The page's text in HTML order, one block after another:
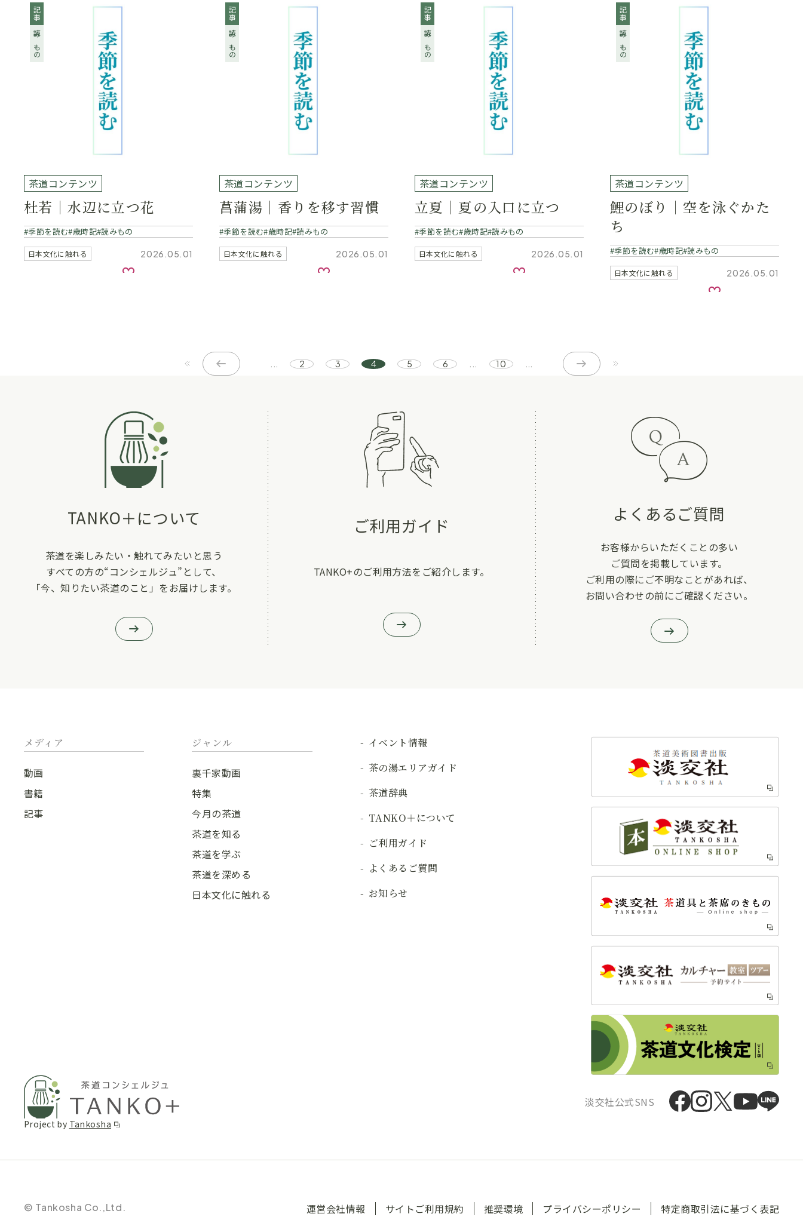
記事
読みもの
茶道コンテンツ
杜若｜水辺に立つ花
季節を読む 歳時記 読みもの
日本文化に触れる 2026.05.01
お気に入り
記事
読みもの
茶道コンテンツ
菖蒲湯｜香りを移す習慣
季節を読む 歳時記 読みもの
日本文化に触れる 2026.05.01
お気に入り
記事
読みもの
茶道コンテンツ
立夏｜夏の入口に立つ
季節を読む 歳時記 読みもの
日本文化に触れる 2026.05.01
お気に入り
記事
読みもの
茶道コンテンツ
鯉のぼり｜空を泳ぐかた
ち
季節を読む 歳時記 読みもの
日本文化に触れる 2026.05.01
お気に入り
2 3 4 5 6 10
TANKO＋について
茶道を楽しみたい・触れてみたいと思う
すべての方の“コンシェルジュ”として、
「今、知りたい茶道のこと」をお届けします。
ご利用ガイド
TANKO+のご利用方法をご紹介します。
よくあるご質問
お客様からいただくことの多い
ご質問を掲載しています。
ご利用の際にご不明なことがあれば、
お問い合わせの前にご確認ください。
メディア
動画
書籍
記事
ジャンル
裏千家動画
特集
今月の茶道
茶道を知る
茶道を学ぶ
茶道を深める
日本文化に触れる
イベント情報
茶の湯エリアガイド
茶道辞典
TANKO＋について
ご利用ガイド
よくあるご質問
お知らせ
Project by Tankosha
淡交社公式SNS
運営会社情報 サイトご利用規約 推奨環境 プライバシーポリシー 特定商取引法に基づく表記
© Tankosha Co.,Ltd.